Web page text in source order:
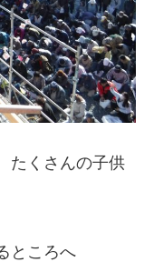
たくさんの子供
ところへ